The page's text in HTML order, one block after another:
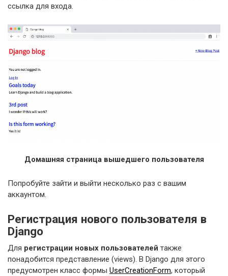
ссылка для входа.
Домашняя страница вышедшего пользователя
Попробуйте зайти и выйти несколько раз с вашим
аккаунтом.
Регистрация нового пользователя в
Django
Для регистрации новых пользователей также
понадобится представление (views). В Django для этого
предусмотрен класс формы UserCreationForm, который